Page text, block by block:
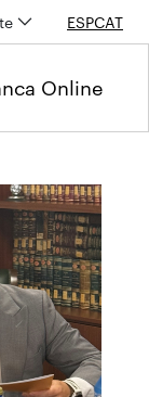
ESPCAT
Online